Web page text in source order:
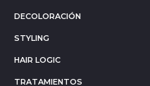
DECOLORACIÓN
STYLING
HAIR LOGIC
TRATAMIENTOS